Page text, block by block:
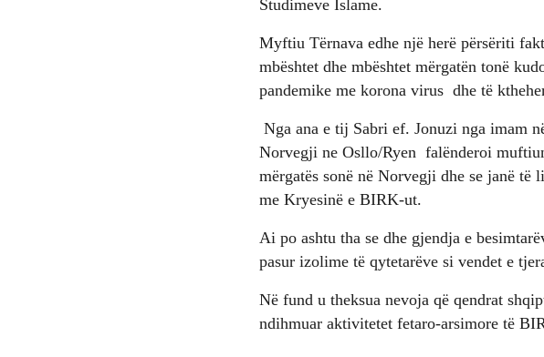
Studimeve Islame.
Myftiu Tërnava edhe një herë përsëriti
mbështet dhe mbështet mërgatën tonë
pandemike me korona virus dhe të
Nga ana e tij Sabri ef. Jonuzi nga imam
Norvegji ne Osllo/Ryen falënderoi
mërgatës sonë në Norvegji dhe se janë
me Kryesinë e BIRK-ut.
Ai po ashtu tha se dhe gjendja e
pasur izolime të qytetarëve si vendet e
Në fund u theksua nevoja që qendrat
ndihmuar aktivitetet fetaro-arsimore të